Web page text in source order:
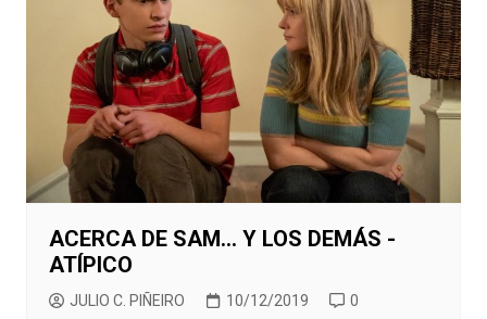
ACERCA DE SAM… Y LOS DEMÁS -
ATÍPICO
JULIO C. PIÑEIRO 10/12/2019 0